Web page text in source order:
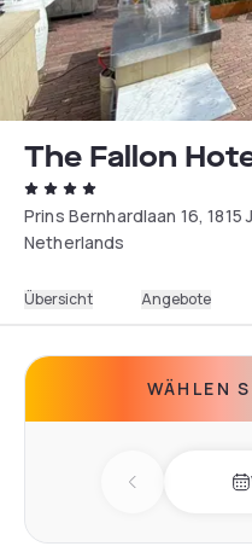
The Fallon
Prins Bernhardlaan 16, 1815
Netherlands
Übersicht Angebote
WÄHLEN
Previous day